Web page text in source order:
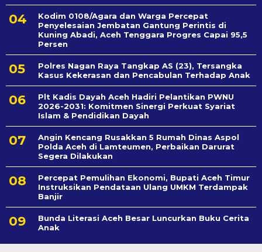
Kodim 0108/Agara dan Warga Percepat
Penyelesaian Jembatan Gantung Perintis di
Kuning Abadi, Aceh Tenggara Progres Capai 95,5
Persen
Polres Nagan Raya Tangkap AS (23), Tersangka
Kasus Kekerasan dan Pencabulan Terhadap Anak
Plt Kadis Dayah Aceh Hadiri Pelantikan PWNU
2026-2031: Komitmen Sinergi Perkuat Syariat
Islam & Pendidikan Dayah
Angin Kencang Rusakkan 5 Rumah Dinas Aspol
Polda Aceh di Lamteumen, Perbaikan Darurat
Segera Dilakukan
Percepat Pemulihan Ekonomi, Bupati Aceh Timur
Instruksikan Pendataan Ulang UMKM Terdampak
Banjir
Bunda Literasi Aceh Besar Luncurkan Buku Cerita
Anak